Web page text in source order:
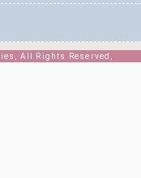
All Rights Reserved,